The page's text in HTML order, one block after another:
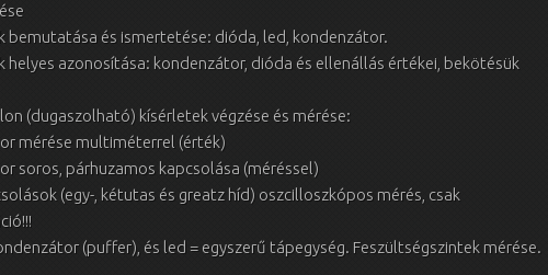
bemutatása és ismertetése: dióda, led, kondenzátor.
helyes azonosítása: kondenzátor, dióda és ellenállás értékei, bekötésük
(dugaszolható) kísérletek végzése és mérése:
mérése multiméterrel (érték)
soros, párhuzamos kapcsolása (méréssel)
(egy-, kétutas és greatz híd) oszcilloszkópos mérés, csak
(puffer), és led = egyszerű tápegység. Feszültségszintek mérése.